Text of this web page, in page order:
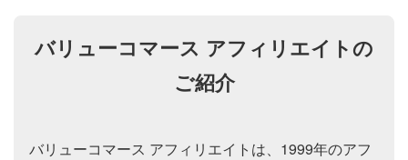
バリューコマース アフィリエイトの
ご紹介
バリューコマース アフィリエイトは、1999年のアフ